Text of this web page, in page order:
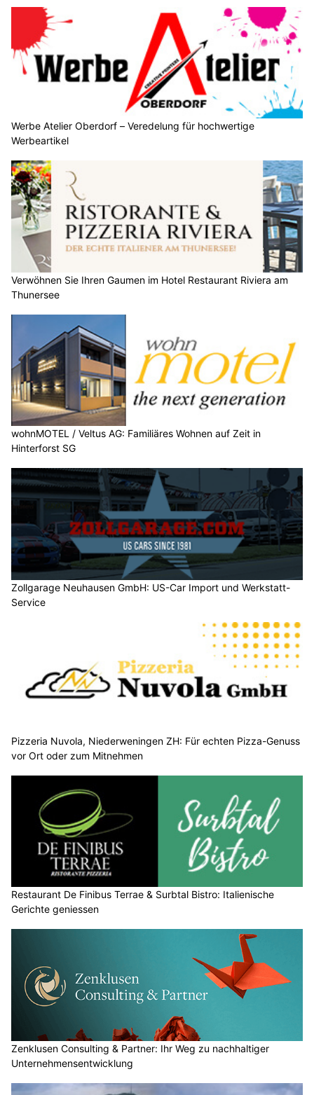
Werbe Atelier Oberdorf – Veredelung für hochwertige
Werbeartikel
Verwöhnen Sie Ihren Gaumen im Hotel Restaurant Riviera am
Thunersee
wohnMOTEL / Veltus AG: Familiäres Wohnen auf Zeit in
Hinterforst SG
Zollgarage Neuhausen GmbH: US-Car Import und Werkstatt-
Service
Pizzeria Nuvola, Niederweningen ZH: Für echten Pizza-Genuss
vor Ort oder zum Mitnehmen
Restaurant De Finibus Terrae & Surbtal Bistro: Italienische
Gerichte geniessen
Zenklusen Consulting & Partner: Ihr Weg zu nachhaltiger
Unternehmensentwicklung